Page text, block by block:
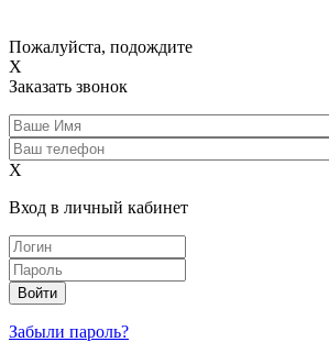
Пожалуйста, подождите
X
Заказать звонок
X
Вход в личный кабинет
Забыли пароль?